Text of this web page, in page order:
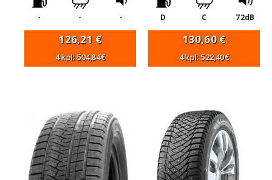
- - -
126,21 €
4 kpl: 504,84€
D C 72dB
130,60€
4 kpl: 522,40€